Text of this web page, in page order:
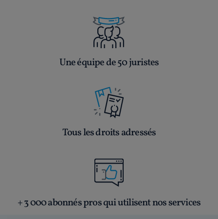
Une équipe de 50 juristes
Tous les droits adressés
+ 3 000 abonnés pros qui utilisent nos services